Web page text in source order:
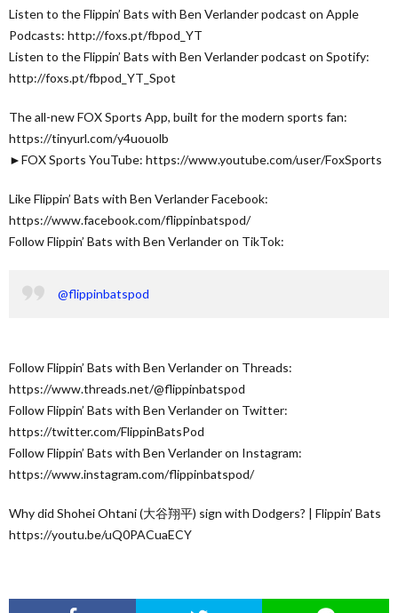
Listen to the Flippin’ Bats with Ben Verlander podcast on Apple
Podcasts: http://foxs.pt/fbpod_YT
Listen to the Flippin’ Bats with Ben Verlander podcast on Spotify:
http://foxs.pt/fbpod_YT_Spot
The all-new FOX Sports App, built for the modern sports fan:
https://tinyurl.com/y4uouolb
►FOX Sports YouTube: https://www.youtube.com/user/FoxSports
Like Flippin’ Bats with Ben Verlander Facebook:
https://www.facebook.com/flippinbatspod/
Follow Flippin’ Bats with Ben Verlander on TikTok:
@flippinbatspod
Follow Flippin’ Bats with Ben Verlander on Threads:
https://www.threads.net/@flippinbatspod
Follow Flippin’ Bats with Ben Verlander on Twitter:
https://twitter.com/FlippinBatsPod
Follow Flippin’ Bats with Ben Verlander on Instagram:
https://www.instagram.com/flippinbatspod/
Why did Shohei Ohtani (大谷翔平) sign with Dodgers? | Flippin’ Bats
https://youtu.be/uQ0PACuaECY